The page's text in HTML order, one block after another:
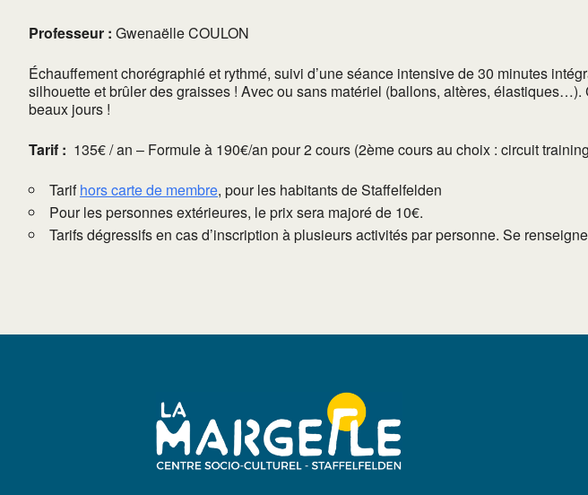
Professeur : Gwenaëlle COULON
Échauffement chorégraphié et rythmé, suivi d’une séance intensive de 30 minutes
silhouette et brûler des graisses ! Avec ou sans matériel (ballons, altères,
beaux jours !
Tarif : 135€ / an – Formule à 190€/an pour 2 cours (2ème cours au choix : circuit
Tarifhors carte de membre, pour les habitants de Staffelfelden
Pour les personnes extérieures, le prix sera majoré de 10€.
Tarifs dégressifs en cas d’inscription à plusieurs activités par personne. Se